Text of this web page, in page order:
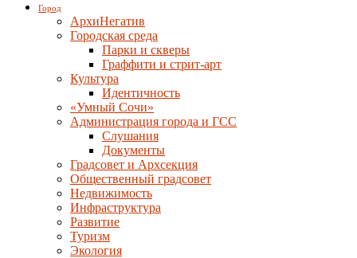
Город
АрхиНегатив
Городская среда
Парки и скверы
Граффити и стрит-арт
Культура
Идентичность
«Умный Сочи»
Администрация города и ГСС
Слушания
Документы
Градсовет и Архсекция
Общественный градсовет
Недвижимость
Инфраструктура
Развитие
Туризм
Экология